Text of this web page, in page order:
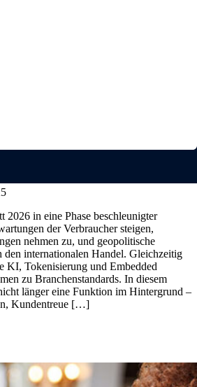
2026 in eine Phase beschleunigter
der Verbraucher steigen,
nehmen zu, und geopolitische
den internationalen Handel. Gleichzeitig
KI, Tokenisierung und Embedded
zu Branchenstandards. In diesem
länger eine Funktion im Hintergrund –
Kundentreue […]